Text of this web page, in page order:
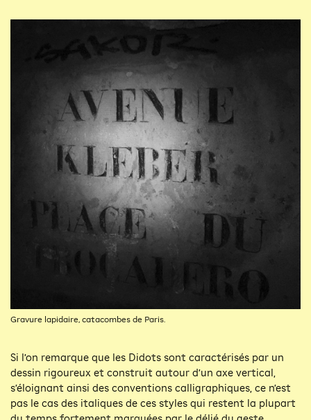
Gravure lapidaire, catacombes de Paris.
Si l’on remarque que les Didots sont caractérisés par un
dessin rigoureux et construit autour d’un axe vertical,
s’éloignant ainsi des conventions calligraphiques, ce n’est
pas le cas des italiques de ces styles qui restent la plupart